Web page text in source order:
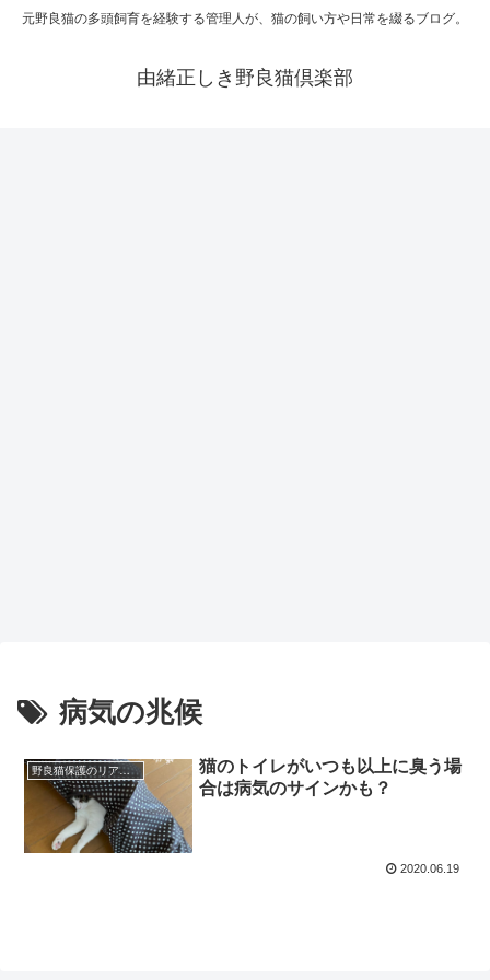
元野良猫の多頭飼育を経験する管理人が、猫の飼い方や日常を綴るブログ。
由緒正しき野良猫倶楽部
病気の兆候
野良猫保護のリアルと心構え
猫のトイレがいつも以上に臭う場
合は病気のサインかも？
2020.06.19